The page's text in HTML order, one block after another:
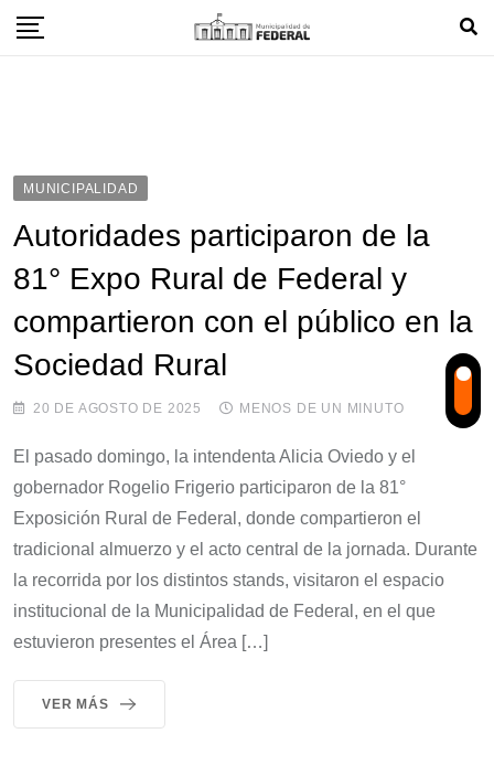
Skip
MUNICIPALIDAD
Autoridades participaron de la
81° Expo Rural de Federal y
compartieron con el público en la
Sociedad Rural
20 DE AGOSTO DE 2025 MENOS DE UN MINUTO
El pasado domingo, la intendenta Alicia Oviedo y el
gobernador Rogelio Frigerio participaron de la 81°
Exposición Rural de Federal, donde compartieron el
tradicional almuerzo y el acto central de la jornada. Durante
la recorrida por los distintos stands, visitaron el espacio
institucional de la Municipalidad de Federal, en el que
estuvieron presentes el Área […]
VER MÁS